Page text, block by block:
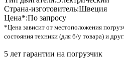
Страна-изготовитель:Швеция
Цена*:По запросу
*Цена зависит от местоположения
состояния техники (для б/у товара) и
5 лет гарантии на погрузчик